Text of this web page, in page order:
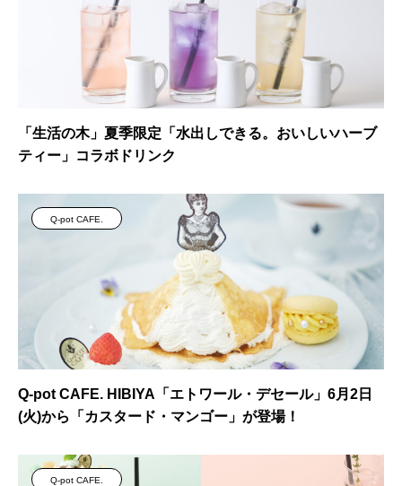
「生活の木」夏季限定「水出しできる。おいしいハーブ
ティー」コラボドリンク
Q-pot CAFE.
Q-pot CAFE. HIBIYA「エトワール・デセール」6月2日
(火)から「カスタード・マンゴー」が登場！
Q-pot CAFE.